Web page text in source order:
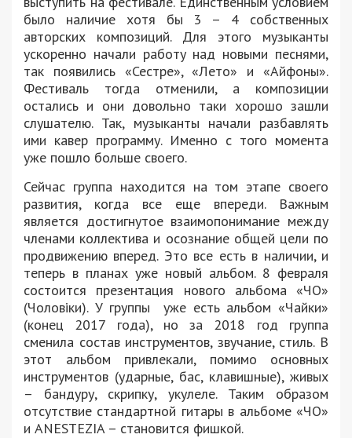
было наличие хотя бы 3 – 4 собственных
авторских композиций. Для этого музыканты
ускоренно начали работу над новыми песнями,
так появились «Сестре», «Лето» и «Айфоны».
Фестиваль тогда отменили, а композиции
остались и они довольно таки хорошо зашли
слушателю. Так, музыканты начали разбавлять
ими кавер программу. Именно с того момента
уже пошло больше своего.
Сейчас группа находится на том этапе своего
развития, когда все еще впереди. Важным
является достигнутое взаимопонимание между
членами коллектива и осознание общей цели по
продвижению вперед. Это все есть в наличии, и
теперь в планах уже новый альбом. 8 февраля
состоится презентация нового альбома «ЧО»
(Чоловіки). У группы уже есть альбом «Чайки»
(конец 2017 года), но за 2018 год группа
сменила состав инструментов, звучание, стиль. В
этот альбом привлекали, помимо основных
инструментов (ударные, бас, клавишные), живых
– бандуру, скрипку, укулеле. Таким образом
отсутствие стандартной гитары в альбоме «ЧО»
и ANESTEZIA – становится фишкой.